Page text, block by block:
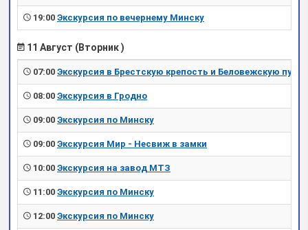
19:00 Экскурсия по вечернему Минску
11 Август (Вторник )
07:00 Экскурсия в Брестскую крепость и Беловежскую пущу
08:00 Экскурсия в Гродно
09:00 Экскурсия по Минску
09:00 Экскурсия Мир - Несвиж в замки
10:00 Экскурсия на завод МТЗ
11:00 Экскурсия по Минску
12:00 Экскурсия по Минску